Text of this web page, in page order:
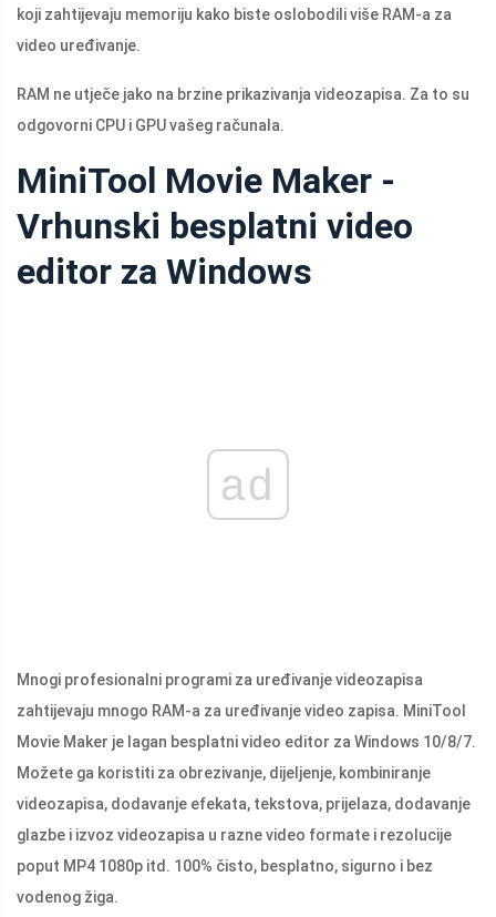
koji zahtijevaju memoriju kako biste oslobodili više RAM-a za
video uređivanje.
RAM ne utječe jako na brzine prikazivanja videozapisa. Za to su
odgovorni CPU i GPU vašeg računala.
MiniTool Movie Maker -
Vrhunski besplatni video
editor za Windows
ad
Mnogi profesionalni programi za uređivanje videozapisa
zahtijevaju mnogo RAM-a za uređivanje video zapisa. MiniTool
Movie Maker je lagan besplatni video editor za Windows 10/8/7.
Možete ga koristiti za obrezivanje, dijeljenje, kombiniranje
videozapisa, dodavanje efekata, tekstova, prijelaza, dodavanje
glazbe i izvoz videozapisa u razne video formate i rezolucije
poput MP4 1080p itd. 100% čisto, besplatno, sigurno i bez
vodenog žiga.